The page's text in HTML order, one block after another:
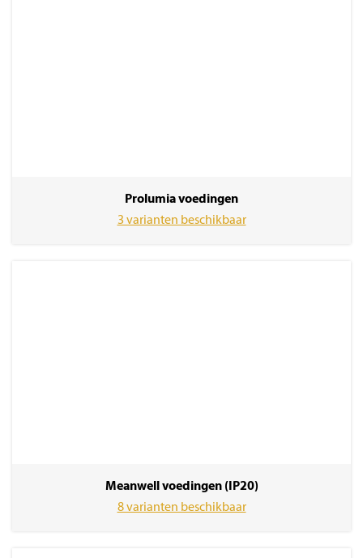
Prolumia voedingen
3 varianten beschikbaar
Meanwell voedingen (IP20)
8 varianten beschikbaar